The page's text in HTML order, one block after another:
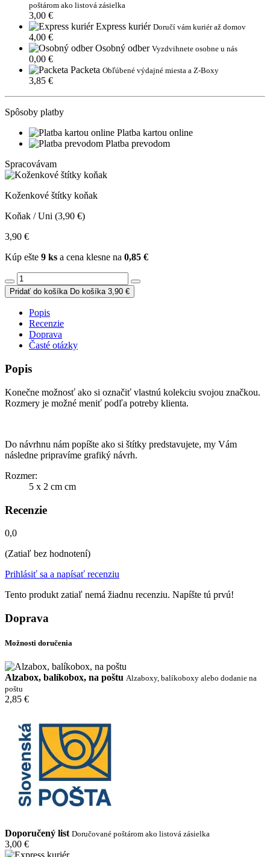
poštárom ako listová zásielka
3,00 €
Express kuriér Doručí vám kuriér až domov
4,00 €
Osobný odber Vyzdvihnete osobne u nás
0,00 €
Packeta Obľúbené výdajné miesta a Z-Boxy
3,85 €
Spôsoby platby
Platba kartou online
Platba prevodom
Spracovávam
Koženkové štítky koňak
Koňak / Uni (3,90 €)
3,90 €
Kúp ešte 9 ks a cena klesne na 0,85 €
Pridať do košíka Do košíka 3,90 €
Popis
Recenzie
Doprava
Časté otázky
Popis
Konečne možnosť ako si označiť vlastnú kolekciu svojou značkou.
Rozmery je možné meniť podľa potreby klienta.
Do návrhnu nám popíšte ako si štítky predstavujete, my Vám
následne pripravíme grafiký návrh.
Rozmer:
5 x 2 cm cm
Recenzie
0,0
(Zatiaľ bez hodnotení)
Prihlásiť sa a napísať recenziu
Tento produkt zatiaľ nemá žiadnu recenziu. Napíšte tú prvú!
Doprava
Možnosti doručenia
Alzabox, balíkobox, na poštu Alzaboxy, balíkoboxy alebo dodanie na
poštu
2,85 €
Doporučený list Doručované poštárom ako listová zásielka
3,00 €